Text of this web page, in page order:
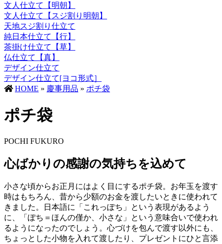
文人仕立て【明朝】
文人仕立て【スジ割り明朝】
天地スジ割り仕立て
純日本仕立て【行】
茶掛け仕立て【草】
仏仕立て【真】
デザイン仕立て
デザイン仕立て[ヨコ形式］
HOME » 慶事用品 » ポチ袋
ポチ袋
POCHI FUKURO
心ばかりの感謝の気持ちを込めて
小さな頃からお正月にはよく目にするポチ袋。お年玉を渡す
時はもちろん、昔から少額のお金を渡したいときに使われて
きました。日本語に「これっぽち」という表現があるよう
に、「ぽち＝ほんの僅か、小さな」という意味合いで使われ
るようになったのでしょう。心づけを包んで渡す以外にも、
ちょっとした小物を入れて渡したり、プレゼントにひと言添